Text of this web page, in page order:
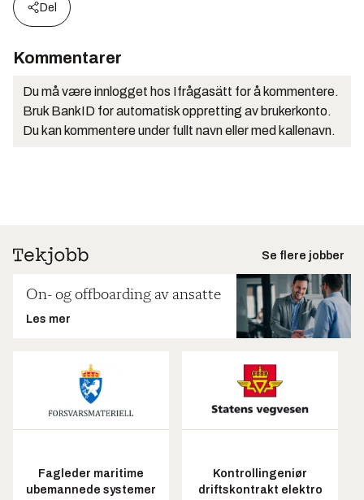
Del
Kommentarer
Du må være innlogget hos Ifrågasätt for å kommentere.
Bruk BankID for automatisk oppretting av brukerkonto.
Du kan kommentere under fullt navn eller med kallenavn.
Se flere jobber
On- og offboarding av ansatte
Les mer
Fagleder maritime
ubemannede systemer
Kontrollingeniør
driftskontrakt elektro